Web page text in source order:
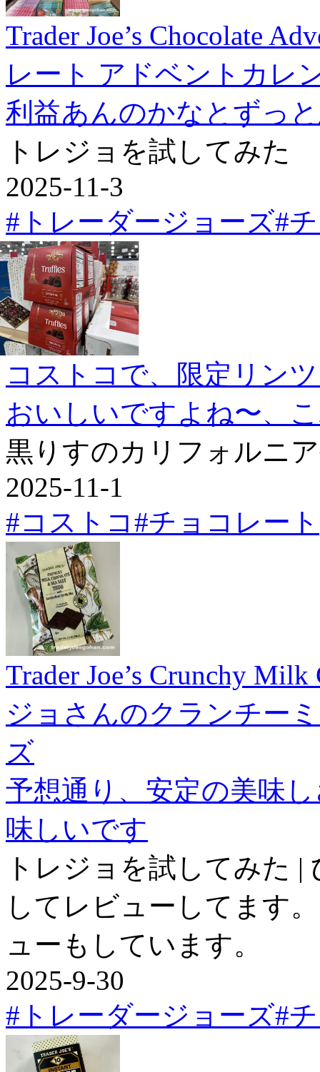
Trader Joe’s Chocolate
レート アドベントカレ
利益あんのかなとずっ
トレジョを試してみた
2025-11-3
#トレーダージョーズ#
コストコで、限定リン
おいしいですよね〜、
黒りすのカリフォルニ
2025-11-1
#コストコ#チョコレート
Trader Joe’s Crunchy
ジョさんのクランチー
ズ
予想通り、安定の美味
味しいです
トレジョを試してみた
してレビューしてます
ューもしています。
2025-9-30
#トレーダージョーズ#